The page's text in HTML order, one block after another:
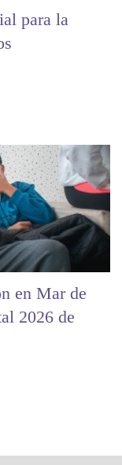
para la
en Mar de
2026 de